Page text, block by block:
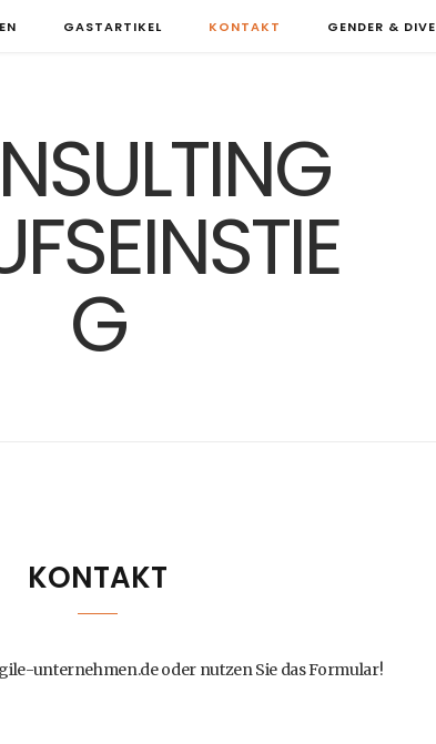
GASTARTIKEL KONTAKT GENDER &
KONTAKT
unternehmen.de oder nutzen Sie das Formular!